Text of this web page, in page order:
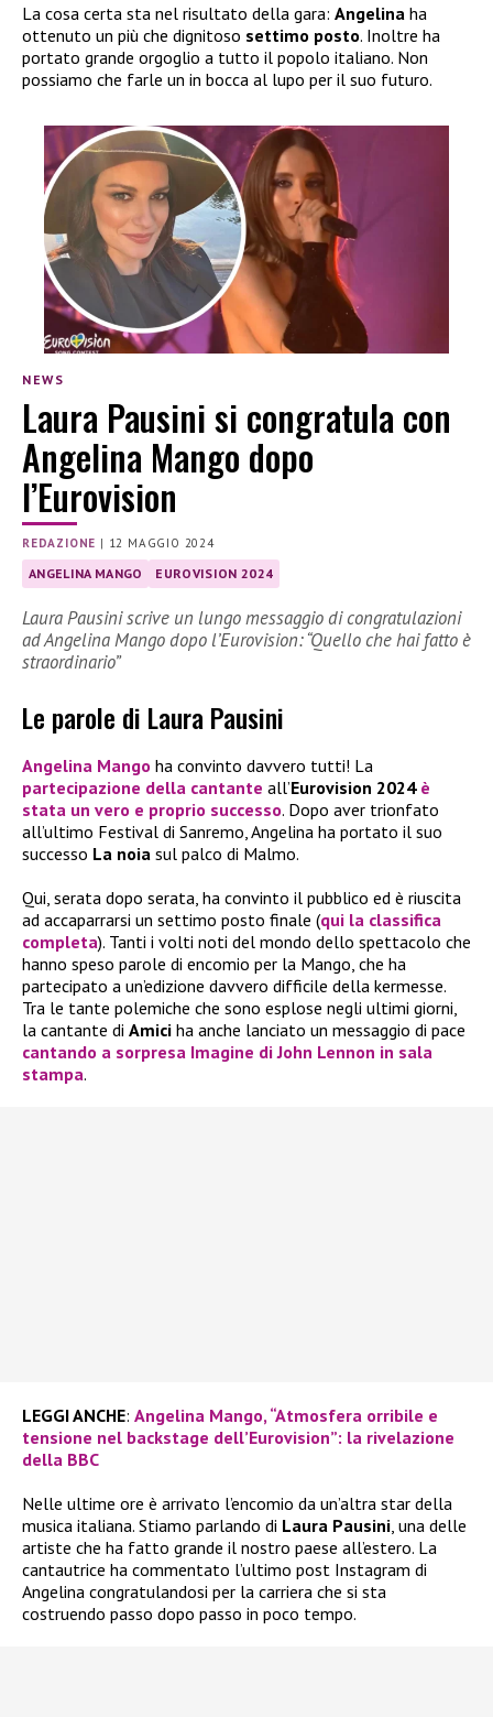
La cosa certa sta nel risultato della gara: Angelina ha
ottenuto un più che dignitoso settimo posto. Inoltre ha
portato grande orgoglio a tutto il popolo italiano. Non
possiamo che farle un in bocca al lupo per il suo futuro.
NEWS
Laura Pausini si congratula con
Angelina Mango dopo
l’Eurovision
REDAZIONE | 12 MAGGIO 2024
ANGELINA MANGO EUROVISION 2024
Laura Pausini scrive un lungo messaggio di congratulazioni
ad Angelina Mango dopo l’Eurovision: “Quello che hai fatto è
straordinario”
Le parole di Laura Pausini
Angelina Mango ha convinto davvero tutti! La
partecipazione della cantante all’Eurovision 2024 è
stata un vero e proprio successo. Dopo aver trionfato
all’ultimo Festival di Sanremo, Angelina ha portato il suo
successo La noia sul palco di Malmo.
Qui, serata dopo serata, ha convinto il pubblico ed è riuscita
ad accaparrarsi un settimo posto finale (qui la classifica
completa). Tanti i volti noti del mondo dello spettacolo che
hanno speso parole di encomio per la Mango, che ha
partecipato a un’edizione davvero difficile della kermesse.
Tra le tante polemiche che sono esplose negli ultimi giorni,
la cantante di Amici ha anche lanciato un messaggio di pace
cantando a sorpresa Imagine di John Lennon in sala
stampa.
LEGGI ANCHE: Angelina Mango, “Atmosfera orribile e
tensione nel backstage dell’Eurovision”: la rivelazione
della BBC
Nelle ultime ore è arrivato l’encomio da un’altra star della
musica italiana. Stiamo parlando di Laura Pausini, una delle
artiste che ha fatto grande il nostro paese all’estero. La
cantautrice ha commentato l’ultimo post Instagram di
Angelina congratulandosi per la carriera che si sta
costruendo passo dopo passo in poco tempo.